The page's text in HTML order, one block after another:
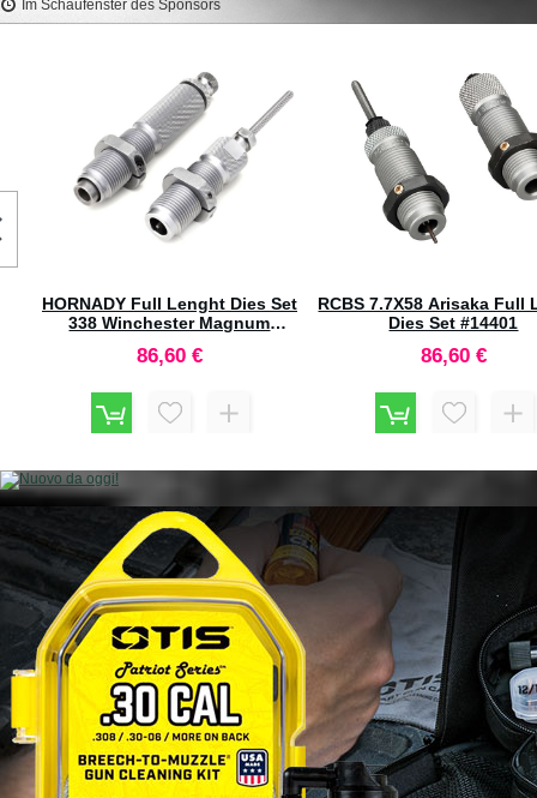
Im Schaufenster des Sponsors
139,50 €
Dies Set #546292
181,00 €